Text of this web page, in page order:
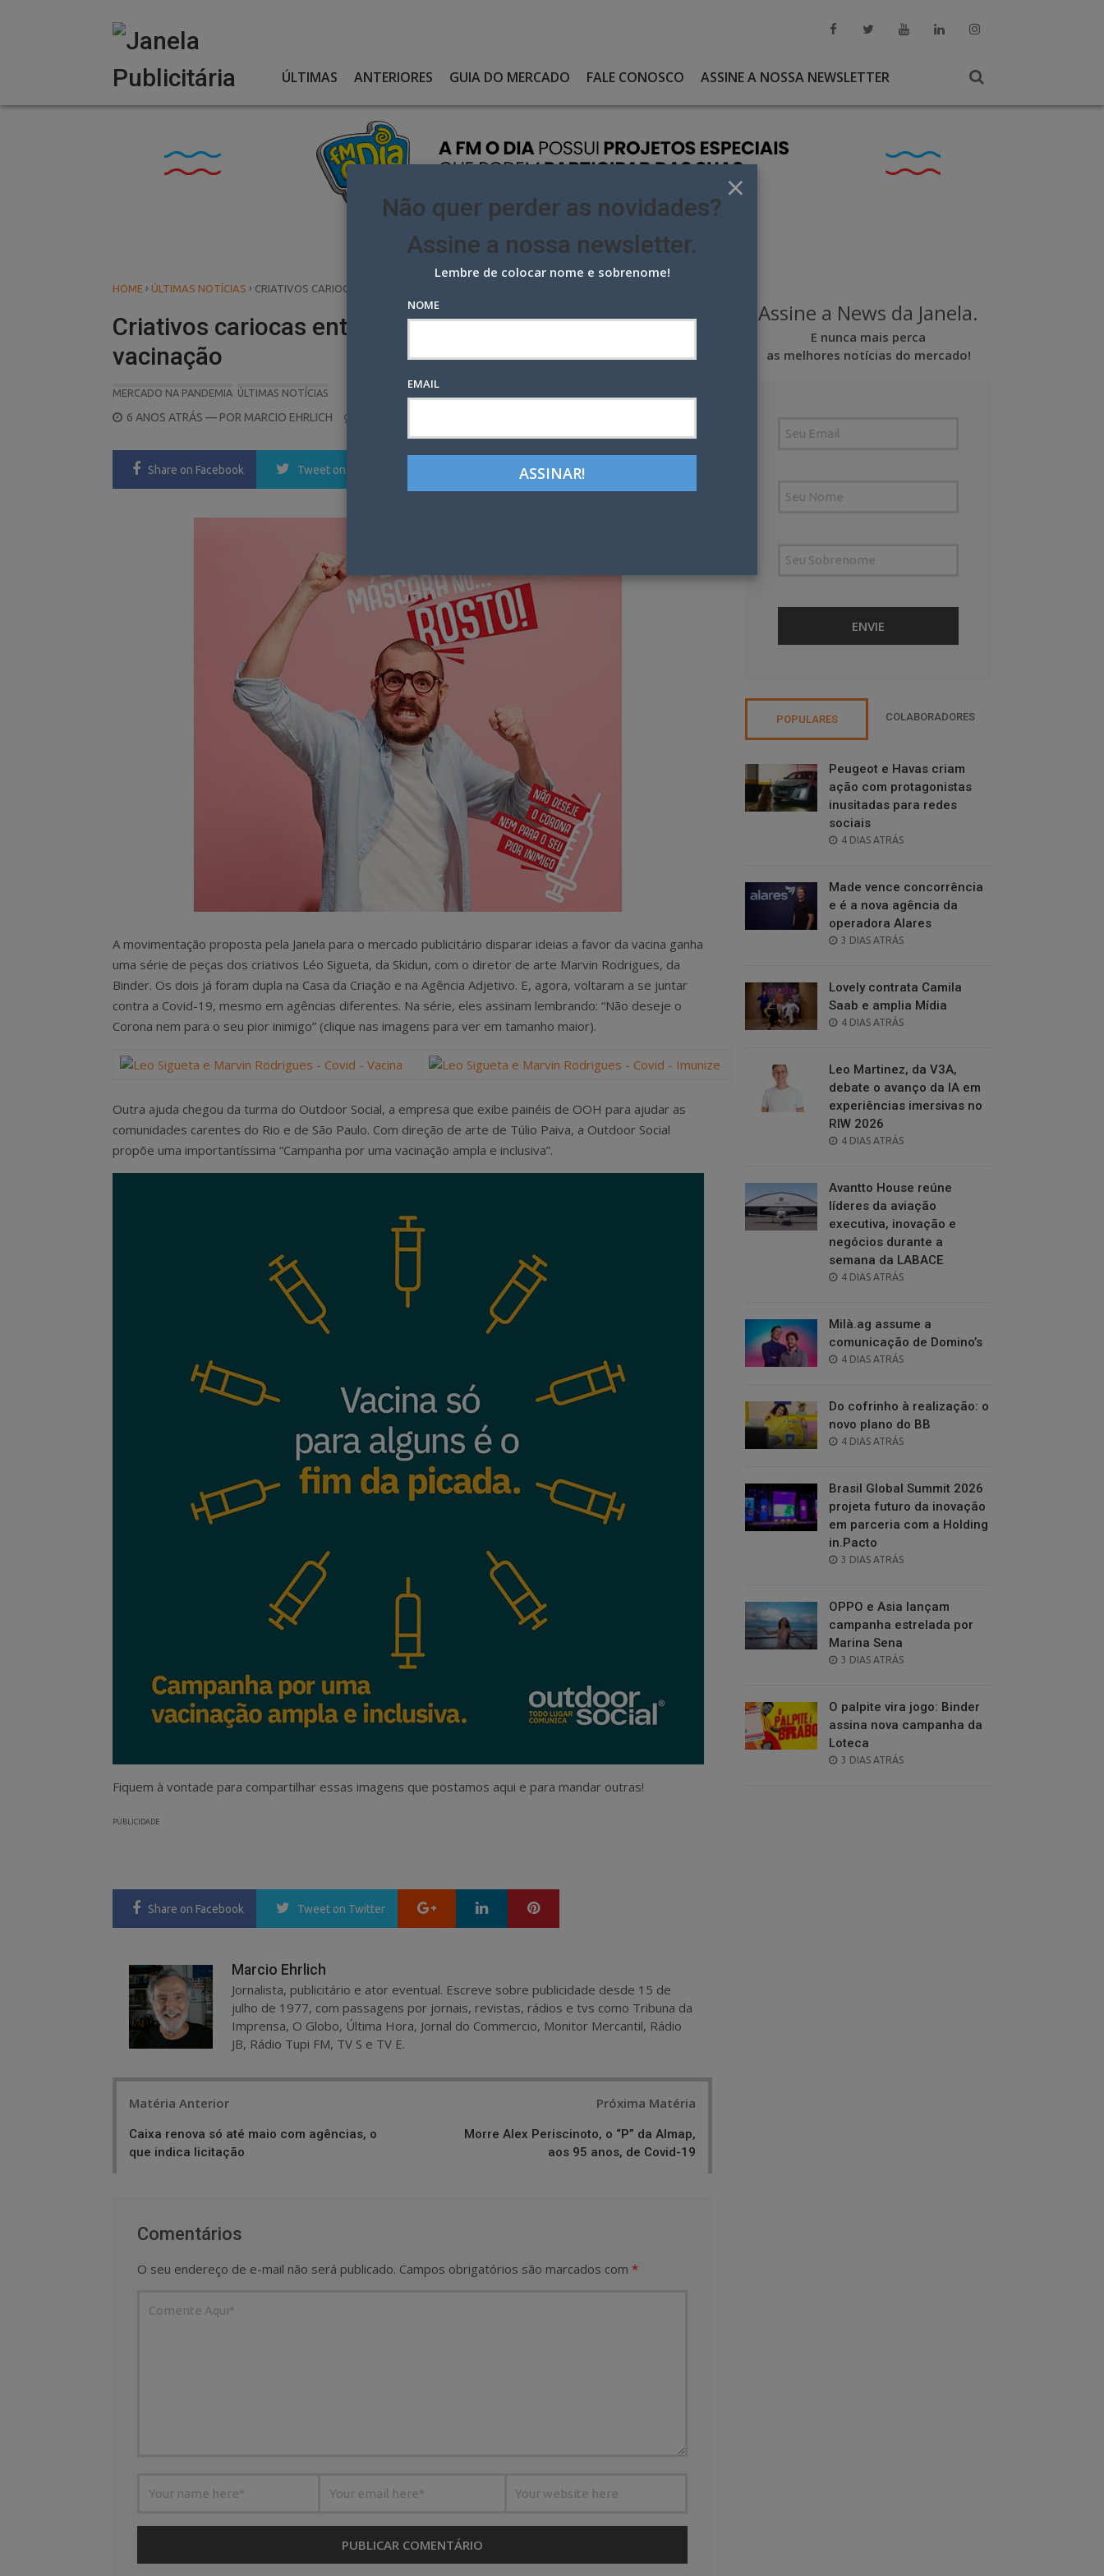
ÚLTIMAS ANTERIORES GUIA DO MERCADO FALE CONOSCO ASSINE A NOSSA NEWSLETTER
HOME › ÚLTIMAS NOTÍCIAS › CRIATIVOS CARIOCAS ENTRAM NA CAMPANHA EM FAVOR DA VACINAÇÃO
Criativos cariocas entram na campanha em favor da
vacinação
MERCADO NA PANDEMIA ÚLTIMAS NOTÍCIAS
POSTED
6 ANOS ATRÁS — POR MARCIO EHRLICH
Share on Facebook Tweet on Twitter LinkedIn Pinterest
A movimentação proposta pela Janela para o mercado publicitário disparar ideias a favor da vacina ganha
uma série de peças dos criativos Léo Sigueta, da Skidun, com o diretor de arte Marvin Rodrigues, da
Binder. Os dois já foram dupla na Casa da Criação e na Agência Adjetivo. E, agora, voltaram a se juntar
contra a Covid-19, mesmo em agências diferentes. Na série, eles assinam lembrando: “Não deseje o
Corona nem para o seu pior inimigo” (clique nas imagens para ver em tamanho maior).
Outra ajuda chegou da turma do Outdoor Social, a empresa que exibe painéis de OOH para ajudar as
comunidades carentes do Rio e de São Paulo. Com direção de arte de Túlio Paiva, a Outdoor Social
propõe uma importantíssima “Campanha por uma vacinação ampla e inclusiva”.
Fiquem à vontade para compartilhar essas imagens que postamos aqui e para mandar outras!
PUBLICIDADE
Share on Facebook Tweet on Twitter Google+ LinkedIn
Marcio Ehrlich
Jornalista, publicitário e ator eventual. Escreve sobre publicidade desde 15 de
julho de 1977, com passagens por jornais, revistas, rádios e tvs como Tribuna da
Imprensa, O Globo, Última Hora, Jornal do Commercio, Monitor Mercantil, Rádio
JB, Rádio Tupi FM, TV S e TV E.
Matéria Anterior
Caixa renova só até maio com agências, o
que indica licitação
Próxima Matéria
Morre Alex Periscinoto, o “P” da Almap,
aos 95 anos, de Covid-19
Comentários
O seu endereço de e-mail não será publicado. Campos obrigatórios são marcados com *
Assine a News da Janela.
E nunca mais perca
as melhores notícias do mercado!
POPULARES COLABORADORES
Peugeot e Havas criam
ação com protagonistas
inusitadas para redes
sociais
POSTED
4 DIAS ATRÁS
Made vence concorrência
e é a nova agência da
operadora Alares
POSTED
3 DIAS ATRÁS
Lovely contrata Camila
Saab e amplia Mídia
POSTED
4 DIAS ATRÁS
Leo Martinez, da V3A,
debate o avanço da IA em
experiências imersivas no
RIW 2026
POSTED
4 DIAS ATRÁS
Avantto House reúne
líderes da aviação
executiva, inovação e
negócios durante a
semana da LABACE
POSTED
4 DIAS ATRÁS
Milà.ag assume a
comunicação de Domino’s
POSTED
4 DIAS ATRÁS
Do cofrinho à realização: o
novo plano do BB
POSTED
4 DIAS ATRÁS
Brasil Global Summit 2026
projeta futuro da inovação
em parceria com a Holding
in.Pacto
POSTED
3 DIAS ATRÁS
OPPO e Asia lançam
campanha estrelada por
Marina Sena
POSTED
3 DIAS ATRÁS
O palpite vira jogo: Binder
assina nova campanha da
Loteca
POSTED
3 DIAS ATRÁS
×
Não quer perder as novidades?
Assine a nossa newsletter.
Lembre de colocar nome e sobrenome!
NOME
EMAIL